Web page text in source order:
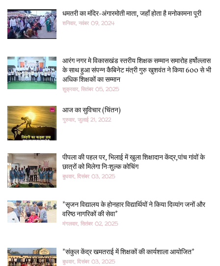
धमतरी का मंदिर-अंगारमोती माता, जहाँ होता है मनोकामना पूरी
शनिवार, नवंबर 09, 2024
आरंग नगर मे विकासखंड स्तरीय शिक्षक सम्मान समारोह हर्षोल्लास
के साथ हुआ संपन्न कैबिनेट मंत्री गुरु खुशवंत ने किया 600 से भी
अधिक शिक्षकों का सम्मान
शुक्रवार, सितंबर 05, 2025
आज का सुविचार (चिंतन)
गुरुवार, जुलाई 21, 2022
पीपला की पहल पर, भिलाई में खुला शिक्षादान केंद्र,पांच गांवों के
छात्रों को मिलेगा निःशुल्क कोचिंग
बुधवार, दिसंबर 03, 2025
*सृजन विद्यालय के होनहार विद्यार्थियों ने किया दिव्यांग जनों और
वरिष्ठ नागरिकों की सेवा*
मंगलवार, सितंबर 02, 2025
*संकुल केंद्र खमतराई में शिक्षकों की कार्यशाला आयोजित*
बुधवार, दिसंबर 03, 2025